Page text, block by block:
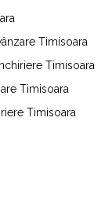
Timisoara
Timisoara
Timisoara
Timisoara